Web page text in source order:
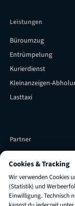
Leistungen
Büroumzug
Entrümpelung
Kurierdienst
Kleinanzeigen-
Lasttaxi
Partner
Subunternehmer Login
TRUXI als
engagieren
Cookies & Tracking
Wir verwenden Cookies
(Statistik) und
Einwilligung. Technisch